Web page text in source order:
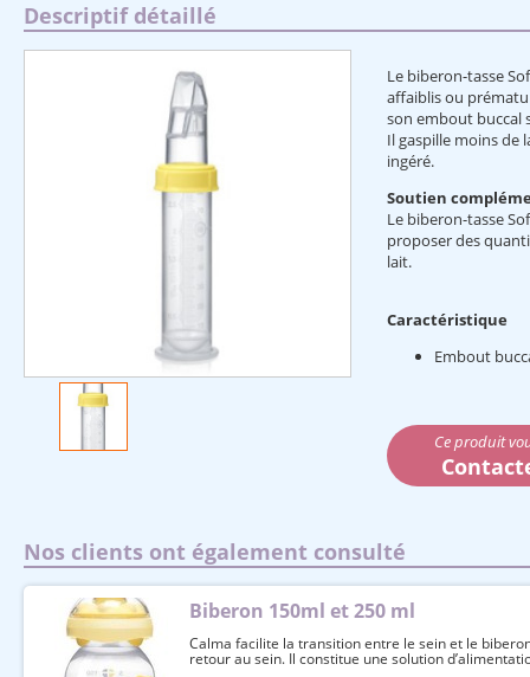
Descriptif détaillé
Le biberon-tasse
affaiblis ou
son embout buccal
Il gaspille moins de
ingéré.
Soutien
Le biberon-tasse
proposer des
lait.
Caractéristique
Embout
Ce produit
Nos clients ont également consulté
Biberon 150ml et 250 ml
Calma facilite la transition entre le sein et le
retour au sein. Il constitue une solution